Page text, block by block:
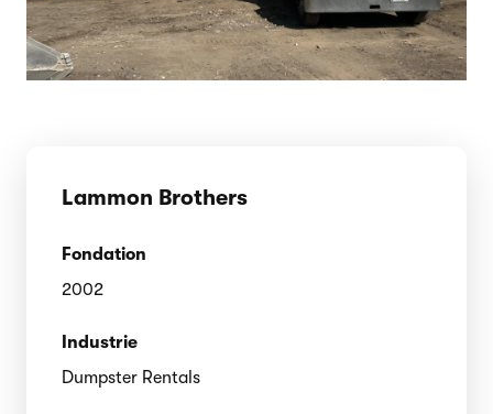
Lammon Brothers
Fondation
2002
Industrie
Dumpster Rentals